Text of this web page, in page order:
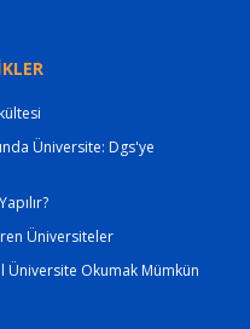
Üniversite: Dgs'ye
Üniversiteler
Üniversite Okumak Mümkün